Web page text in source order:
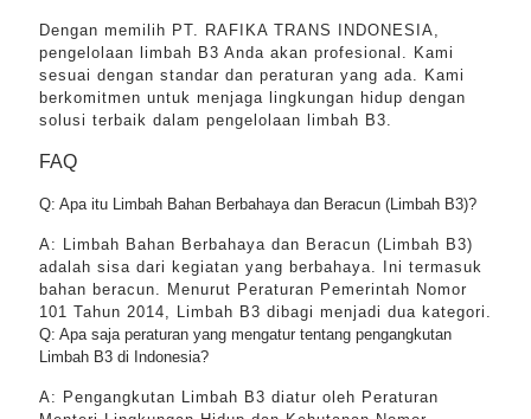
Dengan memilih PT. RAFIKA TRANS INDONESIA,
pengelolaan limbah B3 Anda akan profesional. Kami
sesuai dengan standar dan peraturan yang ada. Kami
berkomitmen untuk menjaga lingkungan hidup dengan
solusi terbaik dalam pengelolaan limbah B3.
FAQ
Q: Apa itu Limbah Bahan Berbahaya dan Beracun (Limbah B3)?
A: Limbah Bahan Berbahaya dan Beracun (Limbah B3)
adalah sisa dari kegiatan yang berbahaya. Ini termasuk
bahan beracun. Menurut Peraturan Pemerintah Nomor
101 Tahun 2014, Limbah B3 dibagi menjadi dua kategori.
Q: Apa saja peraturan yang mengatur tentang pengangkutan
Limbah B3 di Indonesia?
A: Pengangkutan Limbah B3 diatur oleh Peraturan